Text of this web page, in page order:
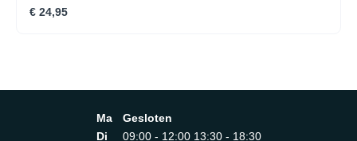
Het genieten begint al bij de voorbereiding en terwijl
werken met ZWILLING J.A. HENCKELS het koken reeds
Minimalistisch design van Matteo Thun en Antonio
draaien of vast te houden bij het trancherenLengte 33,5
€ 24,95
Ma
Gesloten
Di
09:00 - 12:00 13:30 - 18:30